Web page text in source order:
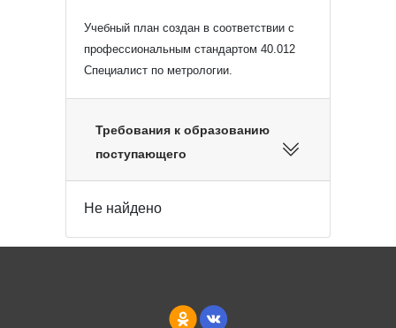
Учебный план создан в соответствии с
профессиональным стандартом 40.012
Специалист по метрологии.
Требования к образованию
поступающего
Не найдено